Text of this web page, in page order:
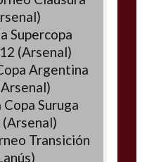
Supercopa
(Arsenal)
Argentina
Suruga
Transición